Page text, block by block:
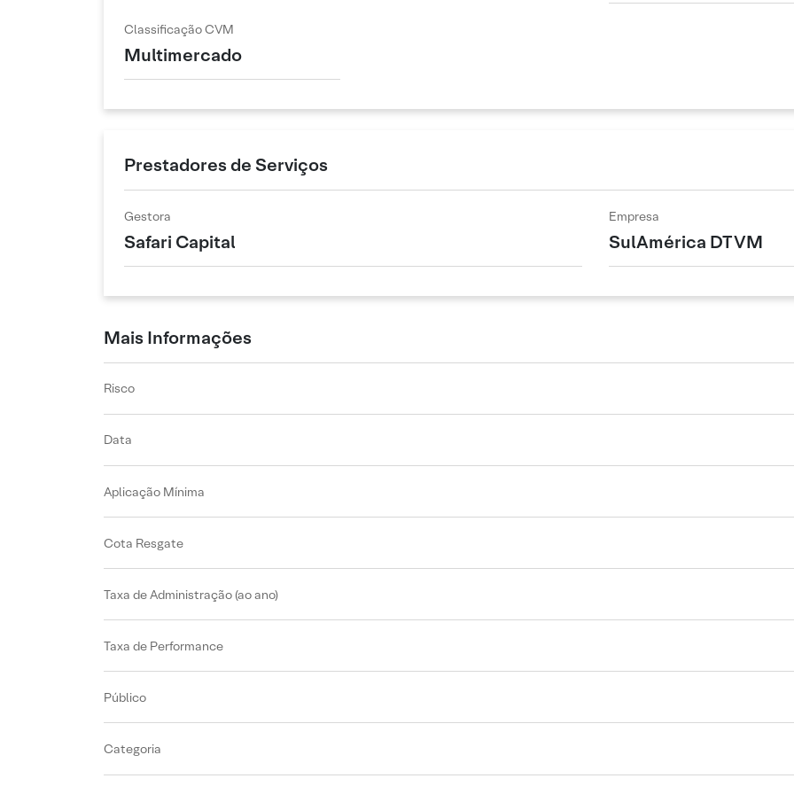
Classificação CVM
Multimercado
Prestadores de Serviços
Gestora
Safari Capital
Empresa
SulAmérica DTVM
Mais Informações
Risco
Data
Aplicação Mínima
Cota Resgate
Taxa de Administração (ao ano)
Taxa de Performance
Público
Categoria